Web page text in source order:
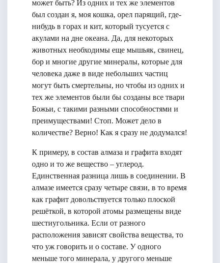
может быть? Из одних и тех же элементов
был создан я, моя кошка, орел парящий, где-
нибудь в горах и кит, который тусуется с
акулами на дне океана. Да, для некоторых
животных необходимы еще мышьяк, свинец,
бор и многие другие минералы, которые для
человека даже в виде небольших частиц
могут быть смертельны, но чтобы из одних и
тех же элементов были бы созданы все твари
Божьи, с такими разными способностями и
преимуществами! Стоп. Может дело в
количестве? Верно! Как я сразу не додумался!
К примеру, в состав алмаза и графита входят
одно и то же вещество – углерод.
Единственная разница лишь в соединении. В
алмазе имеется сразу четыре связи, в то время
как графит довольствуется только плоской
решёткой, в которой атомы размещены виде
шестиугольника. Если от разного
расположения зависят свойства вещества, то
что уж говорить и о составе. У одного
меньше того минерала, у другого меньше